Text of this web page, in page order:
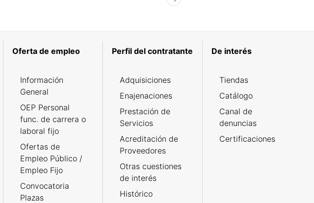
Oferta de empleo
Información
General
OEP Personal
func. de carrera o
laboral fijo
Ofertas de
Empleo Público /
Empleo Fijo
Convocatoria
Plazas
Perfil del contratante
Adquisiciones
Enajenaciones
Prestación de
Servicios
Acreditación de
Proveedores
Otras cuestiones
de interés
Histórico
De interés
Tiendas
Catálogo
Canal de
denuncias
Certificaciones